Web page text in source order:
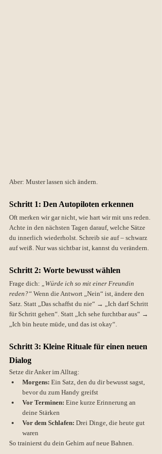
Aber: Muster lassen sich ändern.
Schritt 1: Den Autopiloten erkennen
Oft merken wir gar nicht, wie hart wir mit uns reden.
Achte in den nächsten Tagen darauf, welche Sätze
du innerlich wiederholst. Schreib sie auf – schwarz
auf weiß. Nur was sichtbar ist, kannst du verändern.
Schritt 2: Worte bewusst wählen
Frage dich:
„Würde ich so mit einer Freundin
reden?“ Wenn die Antwort „Nein“ ist, ändere den
Satz. Statt „Das schaffst du nie“ → „Ich darf Schritt
für Schritt gehen“. Statt „Ich sehe furchtbar aus“ →
„Ich bin heute müde, und das ist okay“.
Schritt 3: Kleine Rituale für einen neuen
Dialog
Setze dir Anker im Alltag:
Morgens: Ein Satz, den du dir bewusst sagst,
bevor du zum Handy greifst
Vor Terminen: Eine kurze Erinnerung an
deine Stärken
Vor dem Schlafen: Drei Dinge, die heute gut
waren
So trainierst du dein Gehirn auf neue Bahnen.